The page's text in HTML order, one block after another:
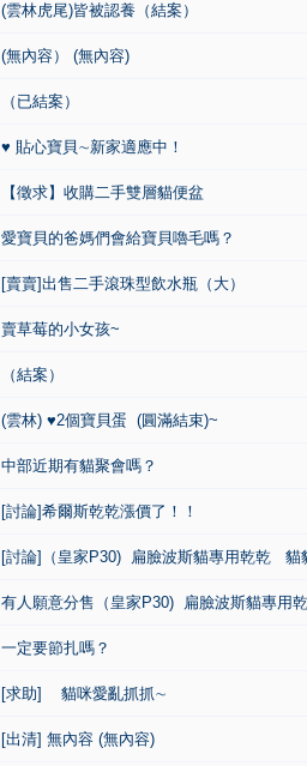
(雲林虎尾)皆被認養（結案）
(無內容） (無內容)
（已結案）
♥ 貼心寶貝∼新家適應中！
【徵求】收購二手雙層貓便盆
愛寶貝的爸媽們會給寶貝嚕毛嗎？
[賣賣]出售二手滾珠型飲水瓶（大）
賣草莓的小女孩~
（結案）
(雲林) ♥2個寶貝蛋 (圓滿結束)~
中部近期有貓聚會嗎？
[討論]希爾斯乾乾漲價了！！
[討論]（皇家P30) 扁臉波斯貓專用乾乾 貓
有人願意分售（皇家P30) 扁臉波斯貓專用
一定要節扎嗎？
[求助] 貓咪愛亂抓抓∼
[出清] 無內容 (無內容)